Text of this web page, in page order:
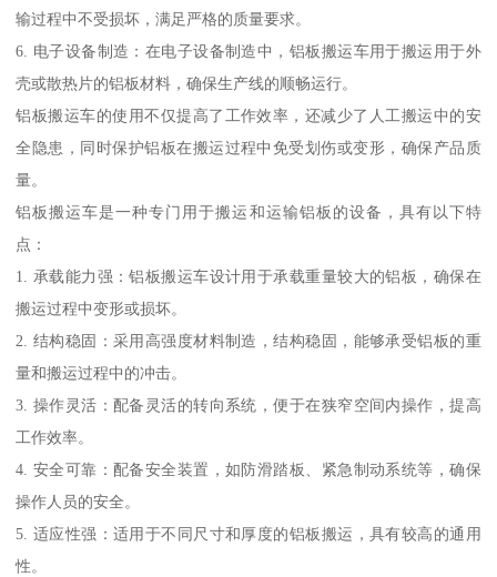
输过程中不受损坏，满足严格的质量要求。
6. 电子设备制造：在电子设备制造中，铝板搬运车用于搬运用于外
壳或散热片的铝板材料，确保生产线的顺畅运行。
铝板搬运车的使用不仅提高了工作效率，还减少了人工搬运中的安
全隐患，同时保护铝板在搬运过程中免受划伤或变形，确保产品质
量。
铝板搬运车是一种专门用于搬运和运输铝板的设备，具有以下特
点：
1. 承载能力强：铝板搬运车设计用于承载重量较大的铝板，确保在
搬运过程中变形或损坏。
2. 结构稳固：采用高强度材料制造，结构稳固，能够承受铝板的重
量和搬运过程中的冲击。
3. 操作灵活：配备灵活的转向系统，便于在狭窄空间内操作，提高
工作效率。
4. 安全可靠：配备安全装置，如防滑踏板、紧急制动系统等，确保
操作人员的安全。
5. 适应性强：适用于不同尺寸和厚度的铝板搬运，具有较高的通用
性。